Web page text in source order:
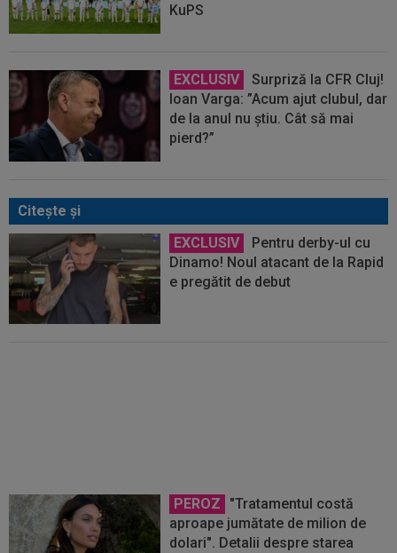
KuPS
EXCLUSIV
Surpriză la CFR Cluj!
Ioan Varga: ”Acum ajut clubul, dar
de la anul nu știu. Cât să mai
pierd?”
Citeşte şi
EXCLUSIV
Pentru derby-ul cu
Dinamo! Noul atacant de la Rapid
e pregătit de debut
PEROZ
"Tratamentul costă
aproape jumătate de milion de
dolari". Detalii despre starea